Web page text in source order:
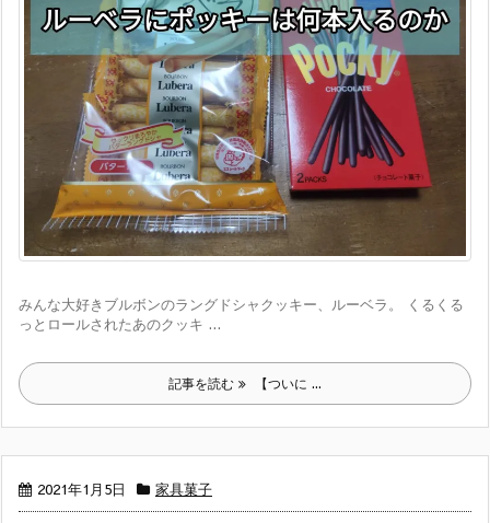
みんな大好きブルボンのラングドシャクッキー、ルーベラ。 くるくる
っとロールされたあのクッキ ...
記事を読む 【ついに ...
2021年1月5日 家具菓子